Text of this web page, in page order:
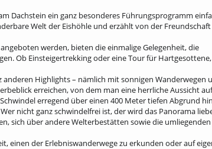
Dachstein ein ganz besonderes Führungsprogramm
Welt der Eishöhle und erzählt von der Freundschaft
werden, bieten die einmalige Gelegenheit, die
Ob Einsteigertrekking oder eine Tour für
Highlights – nämlich mit sonnigen Wanderwegen
erreichen, von dem man eine herrliche Aussicht
erregend über einen 400 Meter tiefen Abgrund
nicht ganz schwindelfrei ist, der wird das Panorama
sich über andere Welterbestätten sowie die umliegenden
einen der Erlebniswanderwege zu erkunden oder auf